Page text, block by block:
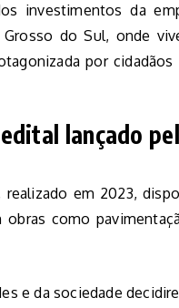
investimentos da
do Sul, onde
por cidadãos
lançado
em 2023,
obras como
e da sociedade